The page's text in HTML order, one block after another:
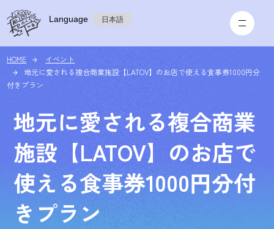
Language 日本語
HOME
イベント
地元に愛される複合商業施設【LATOV】のお店で使える食事券1000円分
付きプラン
地元に愛される複合商業
施設【LATOV】のお店で
使える食事券1000円分付
きプラン